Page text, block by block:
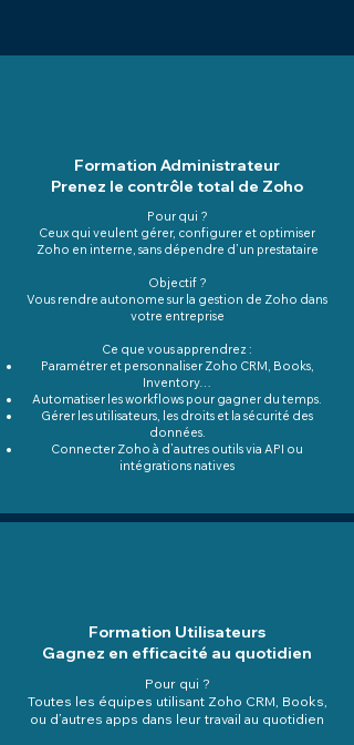
Formation Administrateur
Prenez le contrôle total de Zoho
Pour qui ?
Ceux qui veulent gérer, configurer et optimiser
Zoho en interne, sans dépendre d’un prestataire
Objectif ?
Vous rendre autonome sur la gestion de Zoho dans
votre entreprise
Ce que vous apprendrez :
Paramétrer et personnaliser Zoho CRM, Books,
Inventory…
Automatiser les workflows pour gagner du temps.
Gérer les utilisateurs, les droits et la sécurité des
données.
Connecter Zoho à d’autres outils via API ou
intégrations natives
Formation Utilisateurs
Gagnez en efficacité au quotidien
Pour qui ?
Toutes les équipes utilisant Zoho CRM, Books,
ou d’autres apps dans leur travail au quotidien